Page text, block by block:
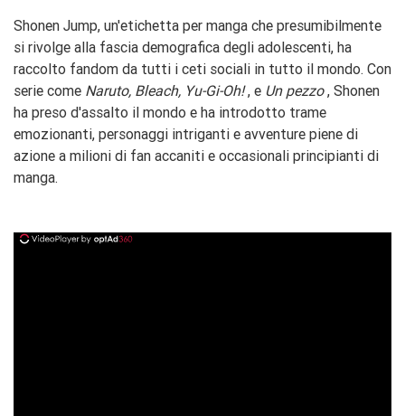
Shonen Jump, un'etichetta per manga che presumibilmente
si rivolge alla fascia demografica degli adolescenti, ha
raccolto fandom da tutti i ceti sociali in tutto il mondo. Con
serie come Naruto, Bleach, Yu-Gi-Oh!, e Un pezzo, Shonen
ha preso d'assalto il mondo e ha introdotto trame
emozionanti, personaggi intriganti e avventure piene di
azione a milioni di fan accaniti e occasionali principianti di
manga.